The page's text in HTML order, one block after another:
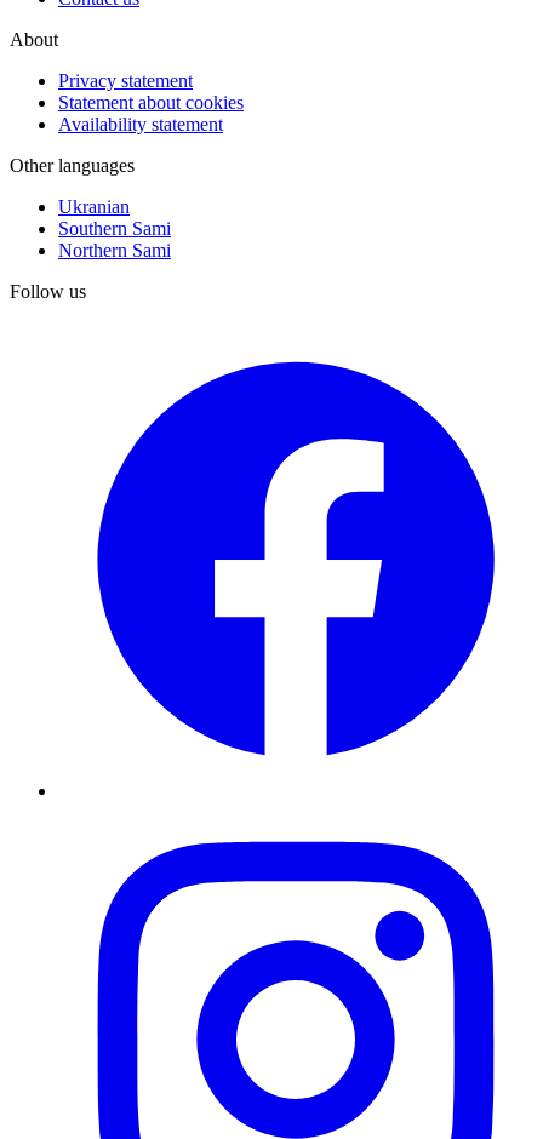
About
Privacy statement
Statement about cookies
Availability statement
Other languages
Ukranian
Southern Sami
Northern Sami
Follow us